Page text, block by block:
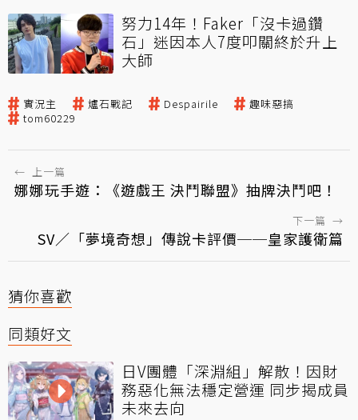
努力14年！Faker「沒卡過鑽
石」迷因本人7度叩關終於升上
大師
實況主 爐石戰記 Despairile
趣味惡搞
tom60229
← 上一篇
娜娜玩手遊：《遊戲王 決鬥聯盟》抽牌決鬥吧！
下一篇 →
SV／「夢境奇想」傳說卡評價──皇家護衛篇
猜你喜歡
同類好文
日V團體「深淵組」解散！因財
務惡化無法穩定營運 同步揭成員
未來去向